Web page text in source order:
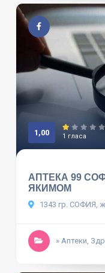
1,00 1 гласа
АПТЕКА 99
ЯКИМОМ
1343 гр. СОФИЯ,
» Аптеки,